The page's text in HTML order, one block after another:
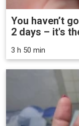
You haven’t
2 days – it's
3 h 50 min